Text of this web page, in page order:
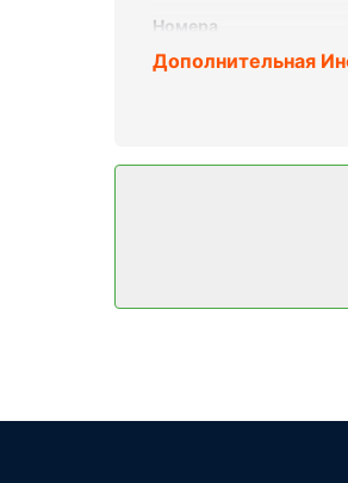
Номера
Почувствуйте себя
Гостям
Зайдите в ресторан
Загляните в бар/
Дополнительная